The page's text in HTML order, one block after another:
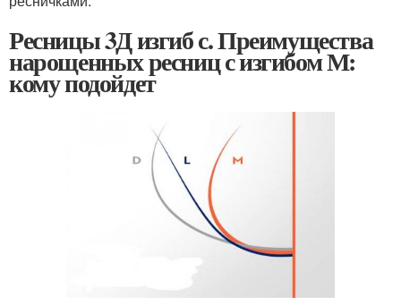
Ресницы 3Д изгиб с. Преимущества
нарощенных ресниц с изгибом М:
кому подойдет